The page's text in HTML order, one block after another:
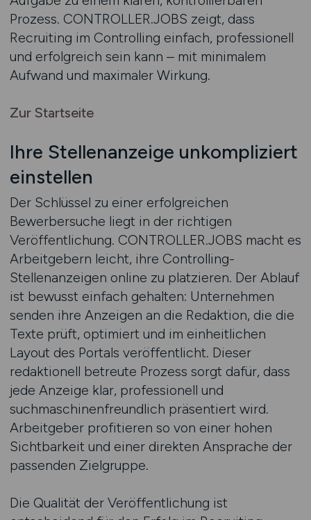
Prozess. CONTROLLER.JOBS zeigt, dass
Recruiting im Controlling einfach, professionell
und erfolgreich sein kann – mit minimalem
Aufwand und maximaler Wirkung.
Zur Startseite
Ihre Stellenanzeige unkompliziert
einstellen
Der Schlüssel zu einer erfolgreichen
Bewerbersuche liegt in der richtigen
Veröffentlichung. CONTROLLER.JOBS macht es
Arbeitgebern leicht, ihre Controlling-
Stellenanzeigen online zu platzieren. Der Ablauf
ist bewusst einfach gehalten: Unternehmen
senden ihre Anzeigen an die Redaktion, die die
Texte prüft, optimiert und im einheitlichen
Layout des Portals veröffentlicht. Dieser
redaktionell betreute Prozess sorgt dafür, dass
jede Anzeige klar, professionell und
suchmaschinenfreundlich präsentiert wird.
Arbeitgeber profitieren so von einer hohen
Sichtbarkeit und einer direkten Ansprache der
passenden Zielgruppe.
Die Qualität der Veröffentlichung ist